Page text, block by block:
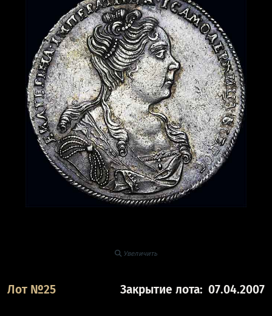
Увеличить
Лот №25 Закрытие лота: 07.04.2007